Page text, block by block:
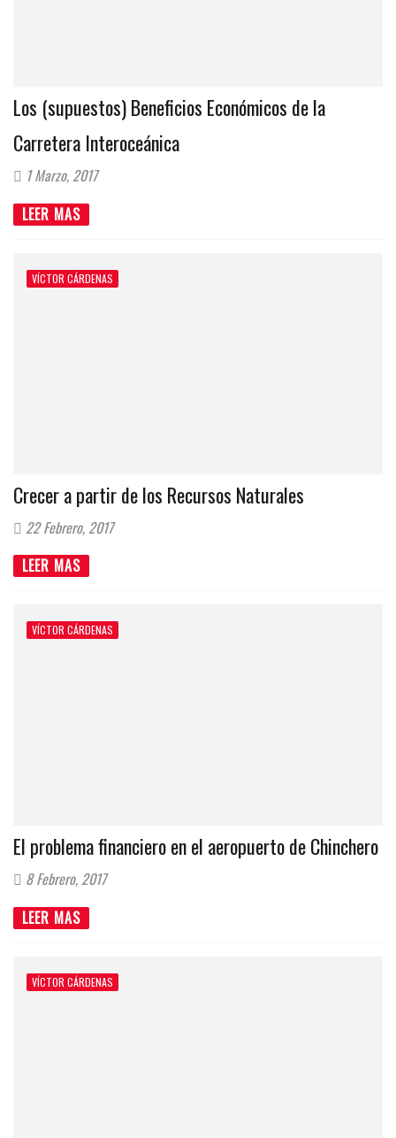
Los (supuestos) Beneficios Económicos de la
Carretera Interoceánica
1 Marzo, 2017
LEER MAS
VÍCTOR CÁRDENAS
Crecer a partir de los Recursos Naturales
22 Febrero, 2017
LEER MAS
VÍCTOR CÁRDENAS
El problema financiero en el aeropuerto de Chinchero
8 Febrero, 2017
LEER MAS
VÍCTOR CÁRDENAS